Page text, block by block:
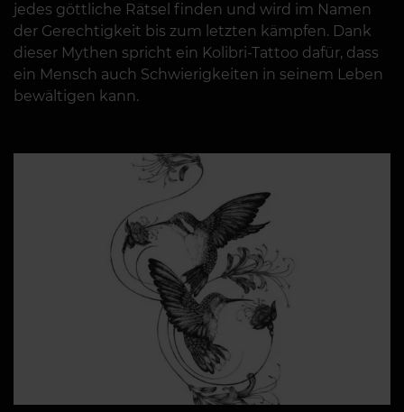
jedes göttliche Rätsel finden und wird im Namen
der Gerechtigkeit bis zum letzten kämpfen. Dank
dieser Mythen spricht ein Kolibri-Tattoo dafür, dass
ein Mensch auch Schwierigkeiten in seinem Leben
bewältigen kann.